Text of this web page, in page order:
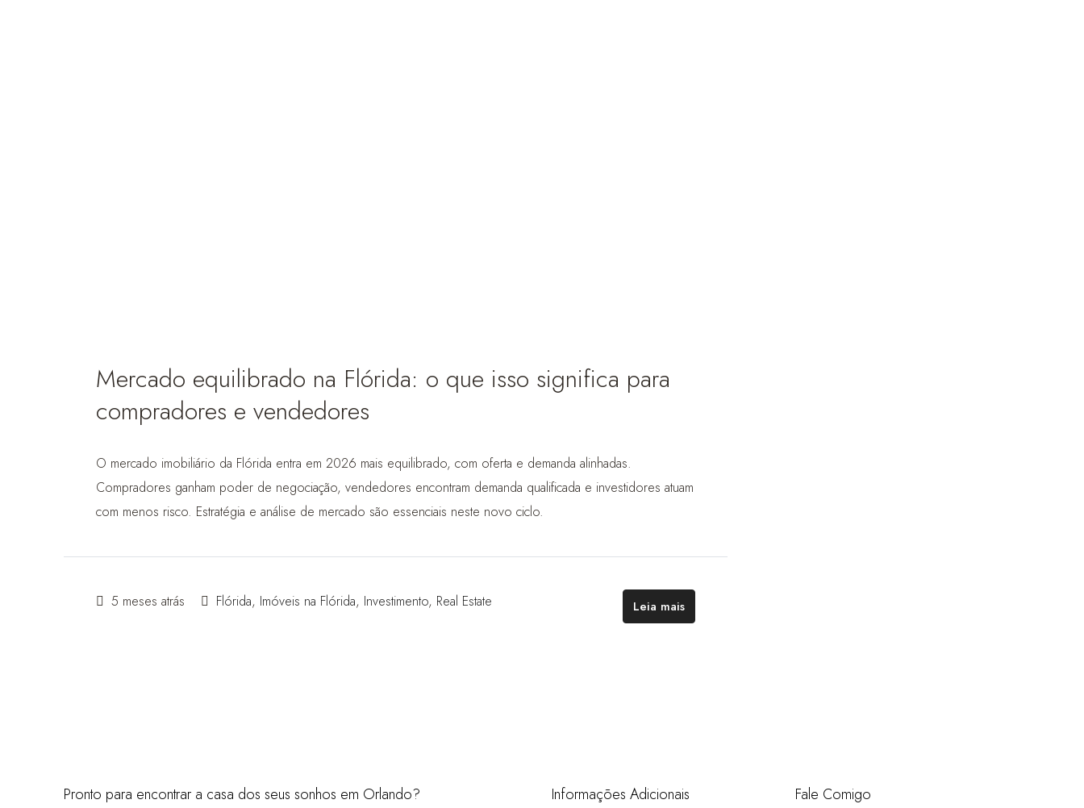
Mercado equilibrado na Flórida: o que isso significa para
compradores e vendedores
O mercado imobiliário da Flórida entra em 2026 mais equilibrado, com oferta e demanda alinhadas.
Compradores ganham poder de negociação, vendedores encontram demanda qualificada e investidores atuam
com menos risco. Estratégia e análise de mercado são essenciais neste novo ciclo.
5 meses atrás Flórida, Imóveis na Flórida, Investimento, Real Estate Leia mais
Pronto para encontrar a casa dos seus sonhos em Orlando? Informações Adicionais Fale Comigo